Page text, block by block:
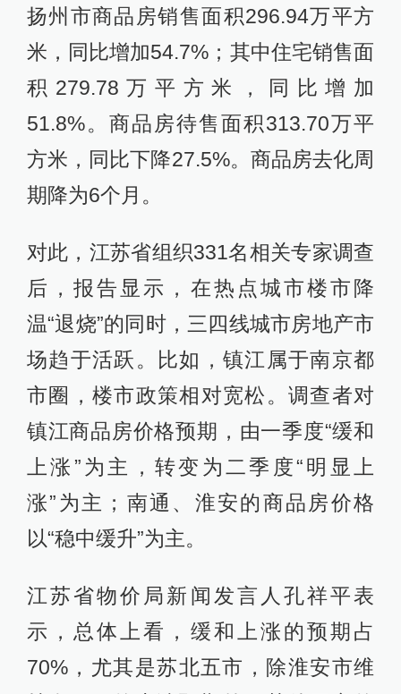
扬州市商品房销售面积296.94万平方
米，同比增加54.7%；其中住宅销售面
积279.78万平方米，同比增加
51.8%。商品房待售面积313.70万平
方米，同比下降27.5%。商品房去化周
期降为6个月。
对此，江苏省组织331名相关专家调查
后，报告显示，在热点城市楼市降
温“退烧”的同时，三四线城市房地产市
场趋于活跃。比如，镇江属于南京都
市圈，楼市政策相对宽松。调查者对
镇江商品房价格预期，由一季度“缓和
上涨”为主，转变为二季度“明显上
涨”为主；南通、淮安的商品房价格
以“稳中缓升”为主。
江苏省物价局新闻发言人孔祥平表
示，总体上看，缓和上涨的预期占
70%，尤其是苏北五市，除淮安市维